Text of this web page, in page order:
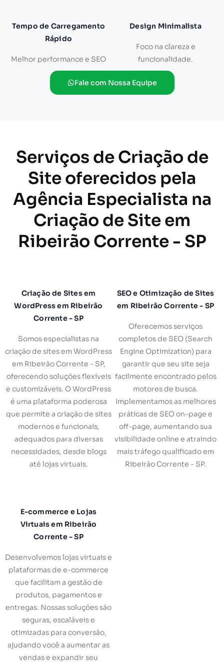
Tempo de Carregamento
Rápido
Melhor performance e SEO
Design Minimalista
Foco na clareza e
funcionalidade.
Fale com Nossa Equipe
Serviços de Criação de
Site oferecidos pela
Agência Especialista na
Criação de Site em
Ribeirão Corrente - SP
Criação de Sites em
WordPress em Ribeirão
Corrente - SP
Somos especialistas na
criação de sites em WordPress
em Ribeirão Corrente - SP,
oferecendo soluções flexíveis
e customizáveis. O WordPress
é uma plataforma poderosa
que permite a criação de sites
modernos e funcionais,
adequados para diversas
necessidades, desde blogs
até lojas virtuais.
SEO e Otimização de Sites
em Ribeirão Corrente - SP
Oferecemos serviços
completos de SEO (Search
Engine Optimization) para
garantir que seu site seja
facilmente encontrado pelos
motores de busca.
Implementamos as melhores
práticas de SEO on-page e
off-page, aumentando sua
visibilidade online e atraindo
mais tráfego qualificado em
Ribeirão Corrente - SP.
E-commerce e Lojas
Virtuais em Ribeirão
Corrente - SP
Desenvolvemos lojas virtuais e
plataformas de e-commerce
que facilitam a gestão de
produtos, pagamentos e
entregas. Nossas soluções são
seguras, escaláveis e
otimizadas para conversão,
ajudando você a aumentar as
vendas e expandir seu